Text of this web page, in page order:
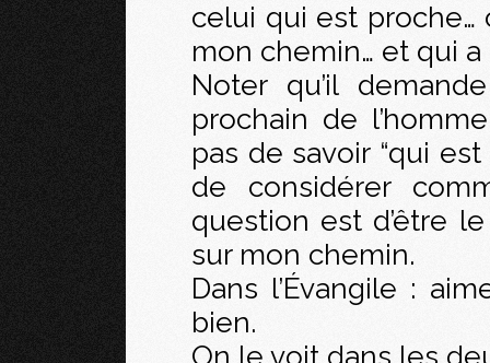
celui qui est proche…
mon chemin… et qui
Noter qu’il
prochain de
pas de savoir “qui
de considérer
question est d’être
sur mon chemin.
Dans l’Évangile :
bien.
On le voit dans les